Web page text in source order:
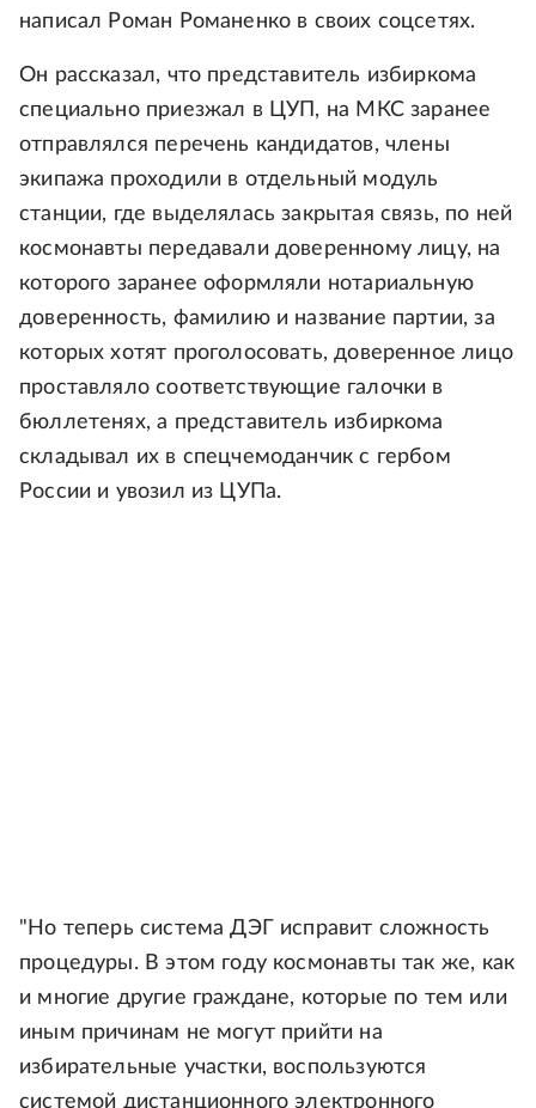
написал Роман Романенко в своих соцсетях.
Он рассказал, что представитель избиркома
специально приезжал в ЦУП, на МКС заранее
отправлялся перечень кандидатов, члены
экипажа проходили в отдельный модуль
станции, где выделялась закрытая связь, по ней
космонавты передавали доверенному лицу, на
которого заранее оформляли нотариальную
доверенность, фамилию и название партии, за
которых хотят проголосовать, доверенное лицо
проставляло соответствующие галочки в
бюллетенях, а представитель избиркома
складывал их в спецчемоданчик с гербом
России и увозил из ЦУПа.
"Но теперь система ДЭГ исправит сложность
процедуры. В этом году космонавты так же, как
и многие другие граждане, которые по тем или
иным причинам не могут прийти на
избирательные участки, воспользуются
системой дистанционного электронного